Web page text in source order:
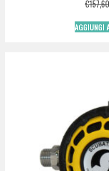
€157,60
AGGIUNGI